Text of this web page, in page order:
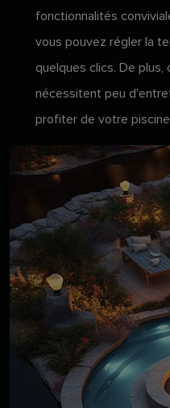
fonctionnalités
vous pouvez régler la
quelques clics. De plus,
nécessitent peu
profiter de votre